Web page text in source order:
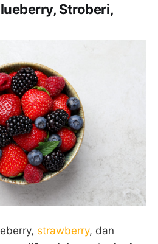
Stroberi,
strawberry, dan